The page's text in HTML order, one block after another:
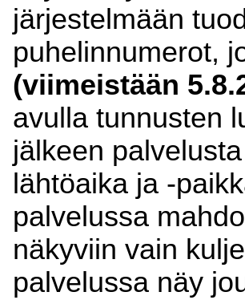
järjestelmään
puhelinnumerot,
(viimeistään
avulla tunnusten
jälkeen
lähtöaika ja -
palvelussa
näkyviin vain
palvelussa näy